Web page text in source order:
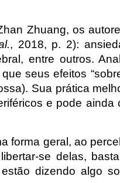
Zhuang, os
, 2018, p. 2):
entre outros.
seus efeitos
Sua prática
e pode ainda
forma geral, ao
se delas,
dizendo algo